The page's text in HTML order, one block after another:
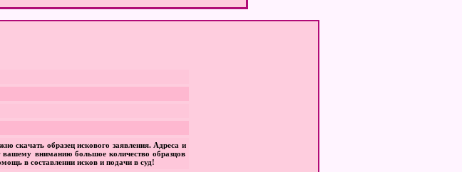
скачать образец искового заявления. Адреса и
вниманию большое количество образцов
в составлении исков и подачи в суд!